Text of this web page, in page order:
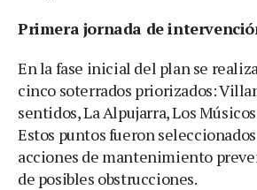
Primera jornada de
En la fase inicial del plan se
cinco soterrados priorizados:
sentidos, La Alpujarra, Los
Estos puntos fueron
acciones de mantenimiento
de posibles obstrucciones.